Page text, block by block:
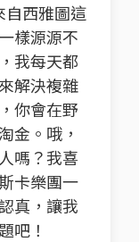
自西雅圖這
樣源源不
我每天都
解決複雜
你會在野
金。哦，
嗎？我喜
卡樂團一
真，讓我
吧！